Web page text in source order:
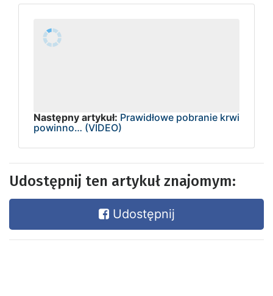
Następny artykuł: Prawidłowe pobranie krwi
powinno… (VIDEO)
Udostępnij ten artykuł znajomym:
Udostępnij